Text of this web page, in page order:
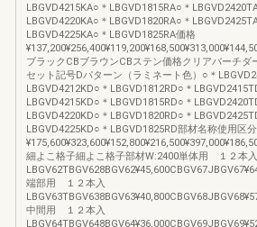
LBGVD4215KA○＊LBGVD1815RA○＊
LBGVD4220KA○＊LBGVD1820RA○＊
LBGVD4225KA○＊LBGVD1825RA価格
ブラックCBブラウンCBステン価格クリアバーチダ
セット記号Dパターン（ラミネート色）○＊
LBGVD4212KD○＊LBGVD1812RD○＊
LBGVD4215KD○＊LBGVD1815RD○＊
LBGVD4220KD○＊LBGVD1820RD○＊
LBGVD4225KD○＊LBGVD1825RD部材名称使用区
細よこ格子細よこ格子部材W:2400単体用 １２本入
端部用 １２本入
中間用 １２本入